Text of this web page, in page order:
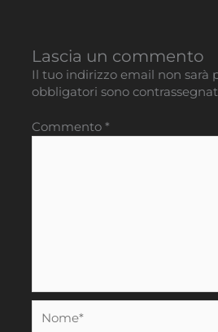
Lascia un commento
Il tuo indirizzo email non sarà
obbligatori sono
Commento*